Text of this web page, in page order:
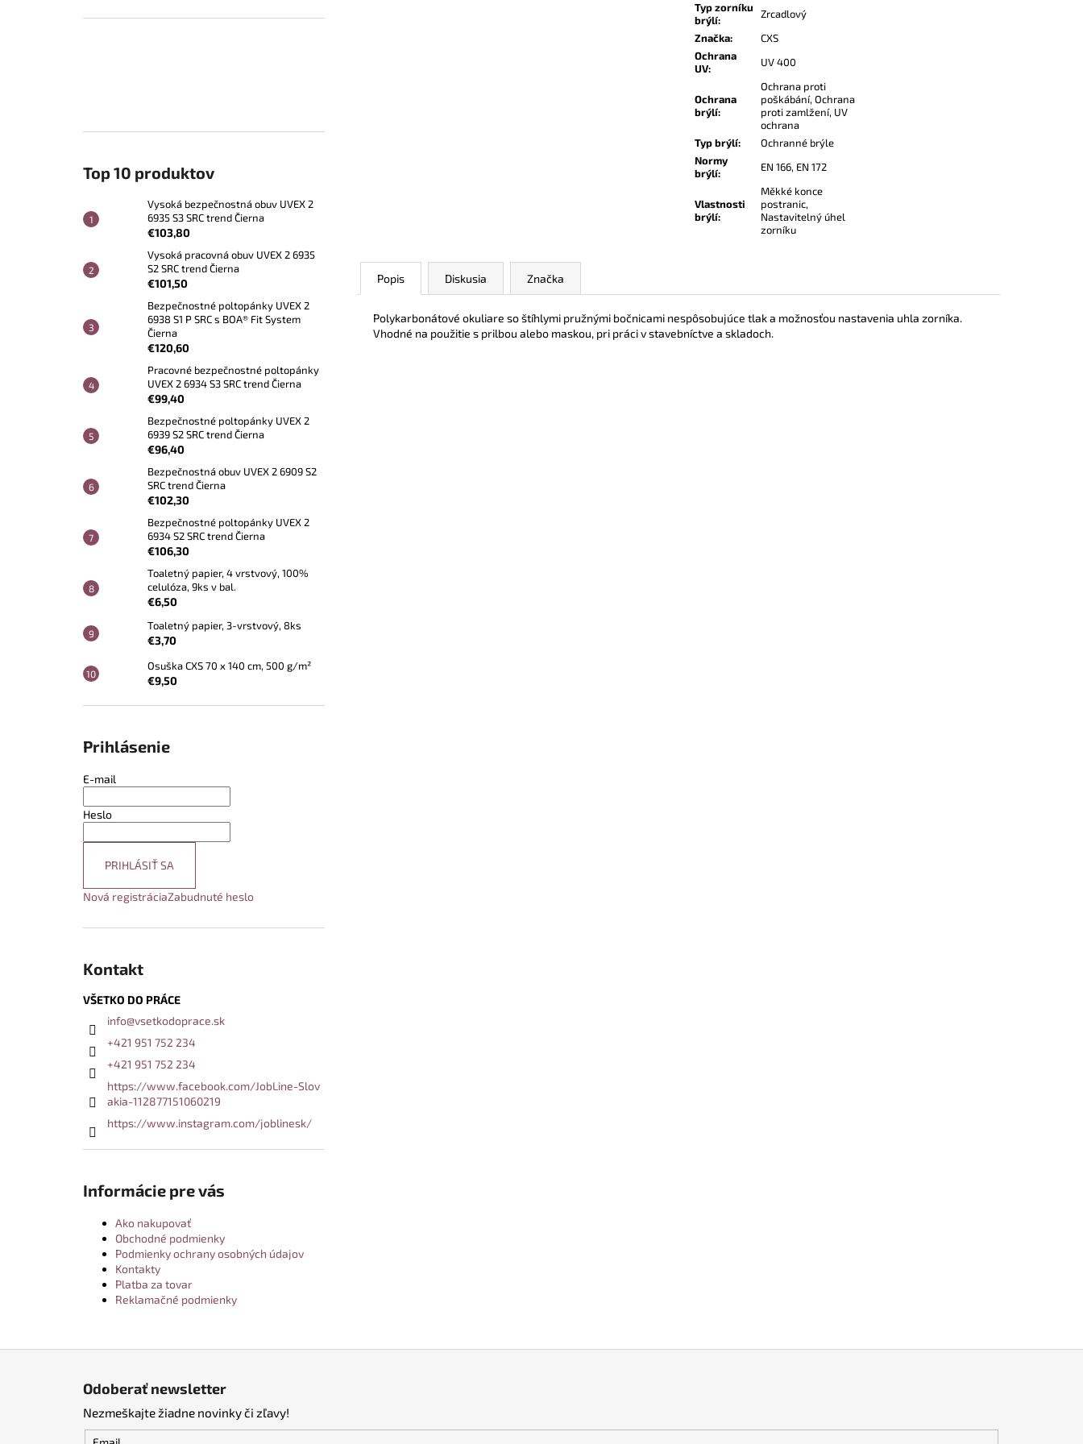
Top 10 produktov
Vysoká bezpečnostná obuv UVEX 2
6935 S3 SRC trend Čierna
€103,80
Vysoká pracovná obuv UVEX 2 6935
S2 SRC trend Čierna
€101,50
Bezpečnostné poltopánky UVEX 2
6938 S1 P SRC s BOA® Fit System
Čierna
€120,60
Pracovné bezpečnostné poltopánky
UVEX 2 6934 S3 SRC trend Čierna
€99,40
Bezpečnostné poltopánky UVEX 2
6939 S2 SRC trend Čierna
€96,40
Bezpečnostná obuv UVEX 2 6909 S2
SRC trend Čierna
€102,30
Bezpečnostné poltopánky UVEX 2
6934 S2 SRC trend Čierna
€106,30
Toaletný papier, 4 vrstvový, 100%
celulóza, 9ks v bal.
€6,50
Toaletný papier, 3-vrstvový, 8ks
€3,70
Osuška CXS 70 x 140 cm, 500 g/m²
€9,50
Prihlásenie
E-mail
Heslo
PRIHLÁSIŤ SA
Nová registráciaZabudnuté heslo
Kontakt
VŠETKO DO PRÁCE
info@vsetkodoprace.sk
+421 951 752 234
+421 951 752 234
https://www.facebook.com/JobLine-Slov
akia-112877151060219
https://www.instagram.com/joblinesk/
Informácie pre vás
Ako nakupovať
Obchodné podmienky
Podmienky ochrany osobných údajov
Kontakty
Platba za tovar
Reklamačné podmienky
Typ zorníku
brýlí:
Zrcadlový
Značka:
CXS
Ochrana
UV: UV 400
Ochrana
brýlí:
Ochrana proti
poškábání, Ochrana
proti zamlžení, UV
ochrana
Typ brýlí:
Ochranné brýle
Normy
brýlí: EN 166, EN 172
Vlastnosti
brýlí:
Měkké konce
postranic,
Nastavitelný úhel
zorníku
Popis Diskusia Značka
Polykarbonátové okuliare so štíhlymi pružnými bočnicami nespôsobujúce tlak a možnosťou nastavenia uhla zorníka.
Vhodné na použitie s prilbou alebo maskou, pri práci v stavebníctve a skladoch.
Odoberať newsletter
Nezmeškajte žiadne novinky či zľavy!